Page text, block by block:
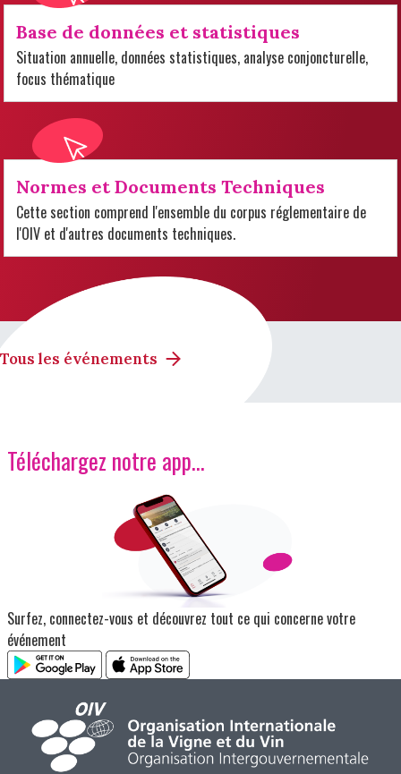
Base de données et statistiques
Situation annuelle, données statistiques, analyse conjoncturelle,
focus thématique
Normes et Documents Techniques
Cette section comprend l'ensemble du corpus réglementaire de
l'OIV et d'autres documents techniques.
Tous les événements
Téléchargez notre app…
Surfez, connectez-vous et découvrez tout ce qui concerne votre
événement